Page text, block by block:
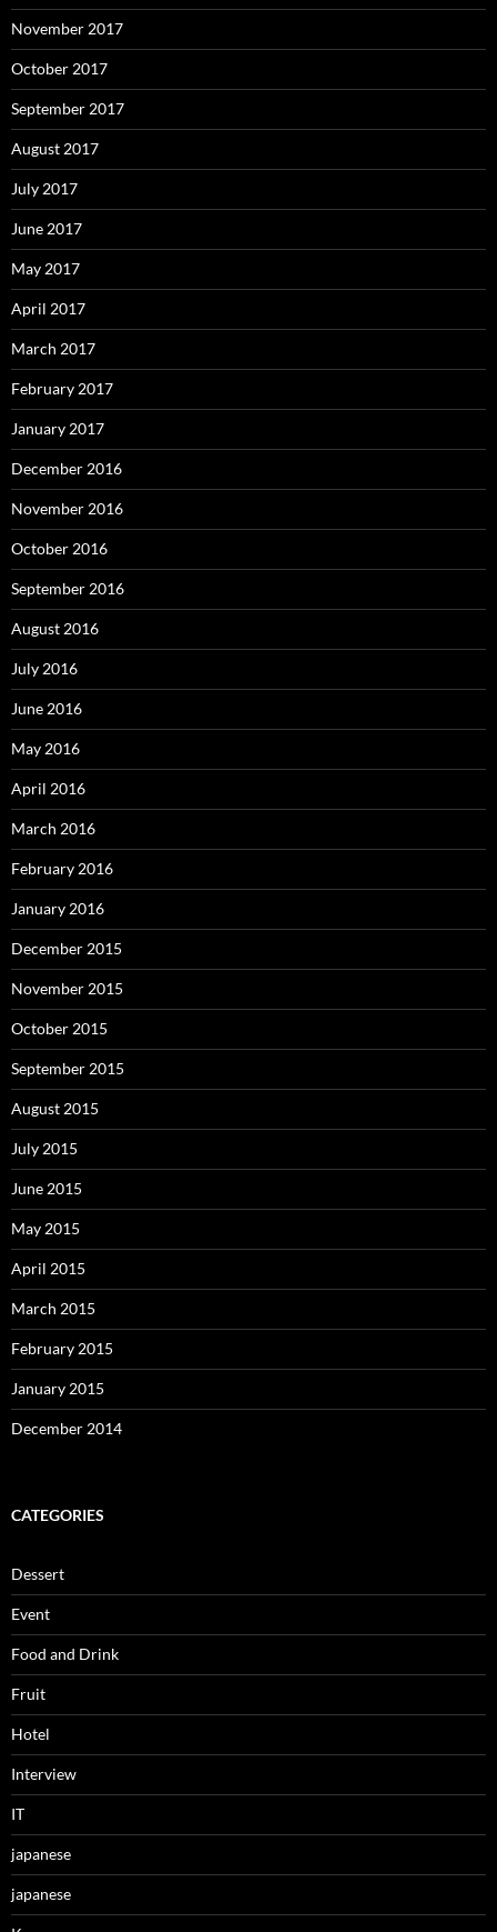
November 2017
October 2017
September 2017
August 2017
July 2017
June 2017
May 2017
April 2017
March 2017
February 2017
January 2017
December 2016
November 2016
October 2016
September 2016
August 2016
July 2016
June 2016
May 2016
April 2016
March 2016
February 2016
January 2016
December 2015
November 2015
October 2015
September 2015
August 2015
July 2015
June 2015
May 2015
April 2015
March 2015
February 2015
January 2015
December 2014
CATEGORIES
Dessert
Event
Food and Drink
Fruit
Hotel
Interview
IT
japanese
japanese